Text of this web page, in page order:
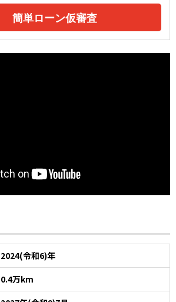
簡単ローン仮審査
2024(令和6)年
0.4万km